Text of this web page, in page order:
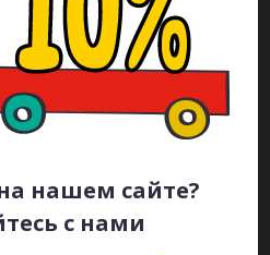
нашем сайте?
с нами
в курсе!